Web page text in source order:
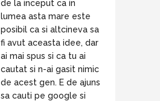
de la inceput ca in
lumea asta mare este
posibil ca si altcineva sa
fi avut aceasta idee, dar
ai mai spus si ca tu ai
cautat si n-ai gasit nimic
de acest gen. E de ajuns
sa cauti pe google si